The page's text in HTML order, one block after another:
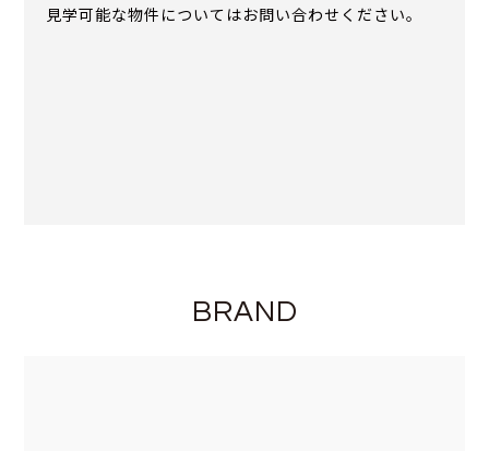
見学可能な物件についてはお問い合わせください。
BRAND